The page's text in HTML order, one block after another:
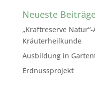
Neueste
„Kraftreserve
Kräuterheilkunde
Ausbildung in
Erdnussprojekt